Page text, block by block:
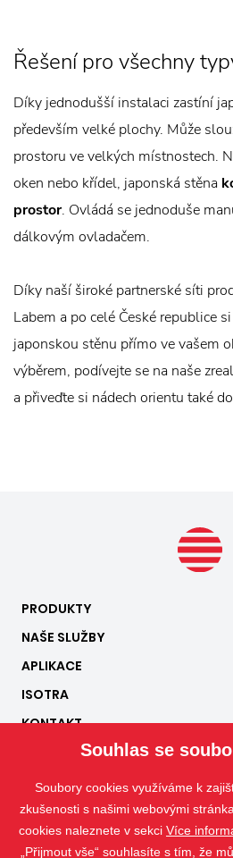
Řešení pro všechny
Díky jednodušší instalaci zastíní
především velké plochy. Může
prostoru ve velkých místnostech.
oken nebo křídel, japonská stěna
prostor. Ovládá se jednoduše
dálkovým ovladačem.
Díky naší široké partnerské síti
Labem a po celé České republice
japonskou stěnu přímo ve vašem
výběrem, podívejte se na naše
a přiveďte si nádech orientu také
PRODUKTY
NAŠE SLUŽBY
APLIKACE
ISOTRA
KONTAKT
Souhlas se
Soubory cookies využíváme k
zkušenosti s našimi webovými
cookies naleznete v sekci Více
„Přijmout vše“ souhlasíte s tím, že